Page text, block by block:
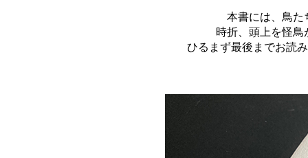
本書には、鳥た
時折、頭上を怪
ひるまず最後までお読